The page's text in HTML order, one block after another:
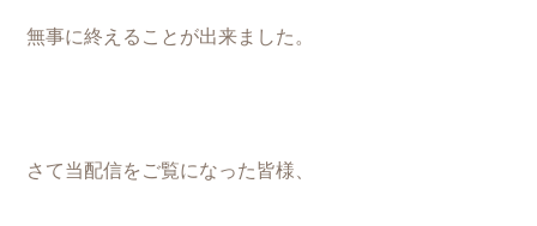
無事に終えることが出来ました。
さて当配信をご覧になった皆様、